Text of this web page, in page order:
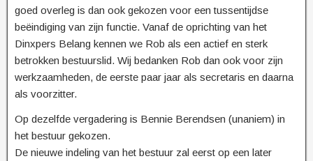
goed overleg is dan ook gekozen voor een tussentijdse
beëindiging van zijn functie. Vanaf de oprichting van het
Dinxpers Belang kennen we Rob als een actief en sterk
betrokken bestuurslid. Wij bedanken Rob dan ook voor zijn
werkzaamheden, de eerste paar jaar als secretaris en daarna
als voorzitter.
Op dezelfde vergadering is Bennie Berendsen (unaniem) in
het bestuur gekozen.
De nieuwe indeling van het bestuur zal eerst op een later